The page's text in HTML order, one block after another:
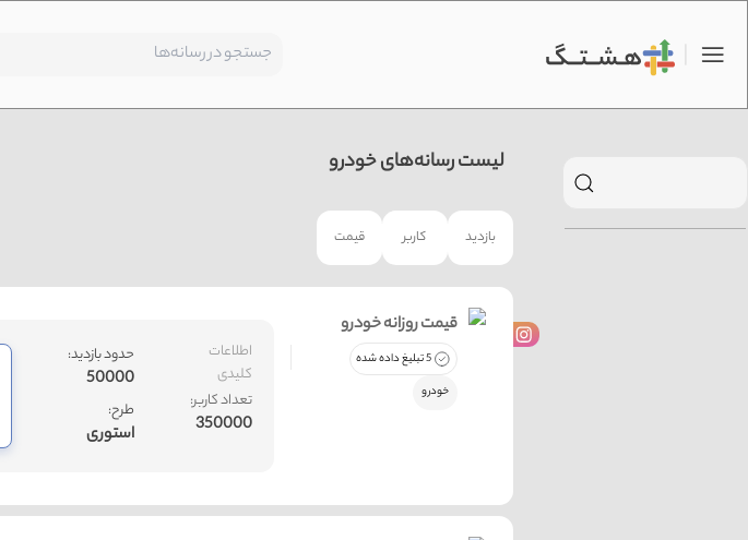
لیست رسانه‌های خودرو
قیمت کاربر بازدید
اطلاعات
کلیدی
تعداد کاربر:
350000
حدود بازدید:
50000
طرح:
استوری
قیمت روزانه خودرو
5 تبلیغ داده شده
خودرو